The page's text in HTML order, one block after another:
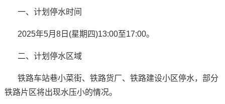
一、计划停水时间
2025年5月8日(星期四)13:00至17:00。
二、计划停水区域
铁路车站巷小菜街、铁路货厂、铁路建设小区停水，部分
铁路片区将出现水压小的情况。